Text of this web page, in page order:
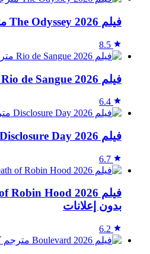
فيلم The Odyssey 2026 مترجم مباشرة HD
8.5
فيلم Rio de Sangue 2026 مترجم بدون إعلانات
6.4
فيلم Disclosure Day 2026 مترجم بدون إعلانات
6.7
بدون إعلانات
6.2